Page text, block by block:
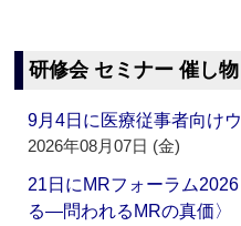
研修会 セミナー 催し物
9月4日に医療従事者向け
2026年08月07日 (金)
21日にMRフォーラム
る―問われるMRの真価